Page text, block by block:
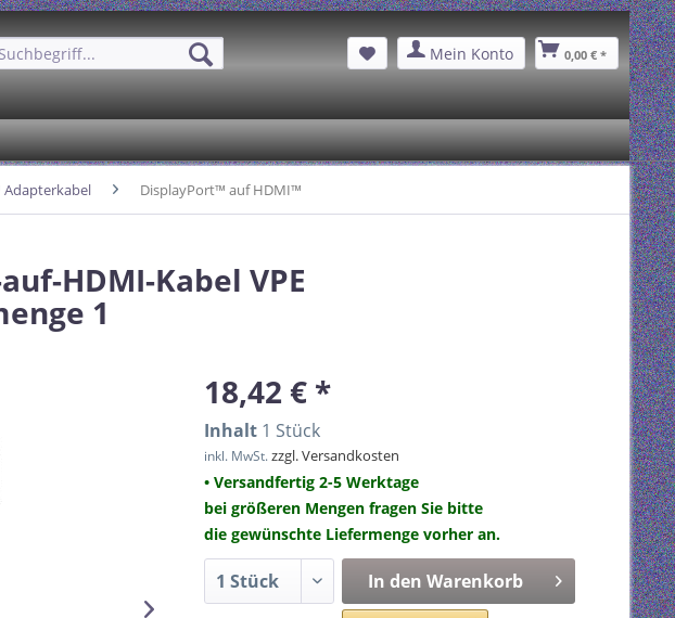
Mein Konto 0,00 € *
DisplayPort™ auf HDMI™
HDMI-Kabel VPE
1
18,42 € *
Inhalt 1 Stück
inkl. MwSt.zzgl. Versandkosten
• Versandfertig 2-5 Werktage
bei größeren Mengen fragen Sie bitte
die gewünschte Liefermenge vorher an.
In den Warenkorb